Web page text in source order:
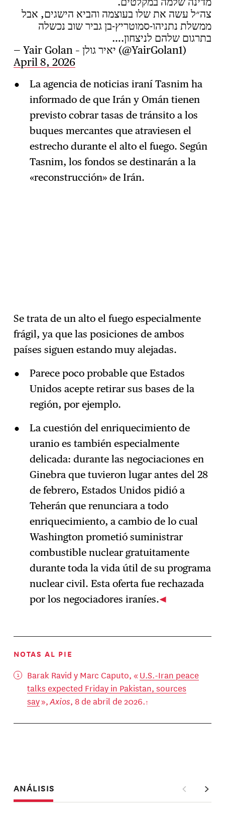
צה״ל עשה את שלו בעוצמה והביא הישגים, אבל
ממשלת נתניהו-סמוטריץ-בן גביר שוב נכשלה
בתרגום שלהם לניצחון.…
— Yair Golan – יאיר גולן (@YairGolan1)
April 8, 2026
La agencia de noticias iraní Tasnim ha
informado de que Irán y Omán tienen
previsto cobrar tasas de tránsito a los
buques mercantes que atraviesen el
estrecho durante el alto el fuego. Según
Tasnim, los fondos se destinarán a la
«reconstrucción» de Irán.
Se trata de un alto el fuego especialmente
frágil, ya que las posiciones de ambos
países siguen estando muy alejadas.
Parece poco probable que Estados
Unidos acepte retirar sus bases de la
región, por ejemplo.
La cuestión del enriquecimiento de
uranio es también especialmente
delicada: durante las negociaciones en
Ginebra que tuvieron lugar antes del 28
de febrero, Estados Unidos pidió a
Teherán que renunciara a todo
enriquecimiento, a cambio de lo cual
Washington prometió suministrar
combustible nuclear gratuitamente
durante toda la vida útil de su programa
nuclear civil. Esta oferta fue rechazada
por los negociadores iraníes.
NOTAS AL PIE
Barak Ravid y Marc Caputo, « U.S.-Iran peace
talks expected Friday in Pakistan, sources
say»,Axios, 8 de abril de 2026.
ANÁLISIS